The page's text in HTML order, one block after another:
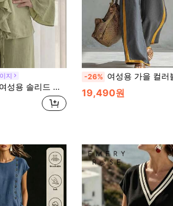
지
트 타이 플레어 슬리브 셔츠 및 팬츠 캐주얼 투피스 세트
-26% 여성용 가을 컬러블록 라운드 넥 긴팔 캐주얼 루즈핏 탑 및 하이웨스트 루즈
19,490원